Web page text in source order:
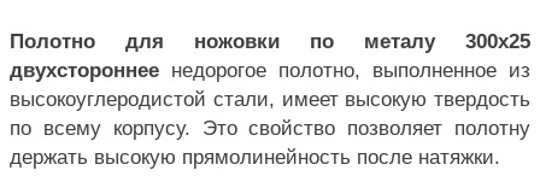
Полотно для ножовки по металу 300х25
двухстороннее недорогое полотно, выполненное из
высокоуглеродистой стали, имеет высокую твердость
по всему корпусу. Это свойство позволяет полотну
держать высокую прямолинейность после натяжки.